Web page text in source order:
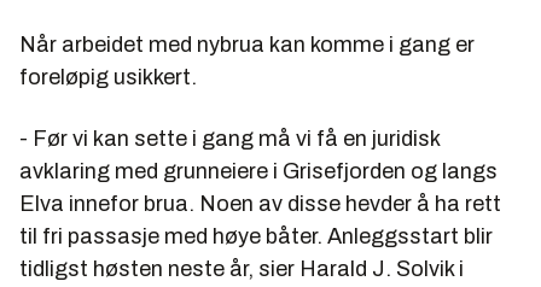
Når arbeidet med nybrua kan komme i gang er
foreløpig usikkert.
- Før vi kan sette i gang må vi få en juridisk
avklaring med grunneiere i Grisefjorden og langs
Elva innefor brua. Noen av disse hevder å ha rett
til fri passasje med høye båter. Anleggsstart blir
tidligst høsten neste år, sier Harald J. Solvik i